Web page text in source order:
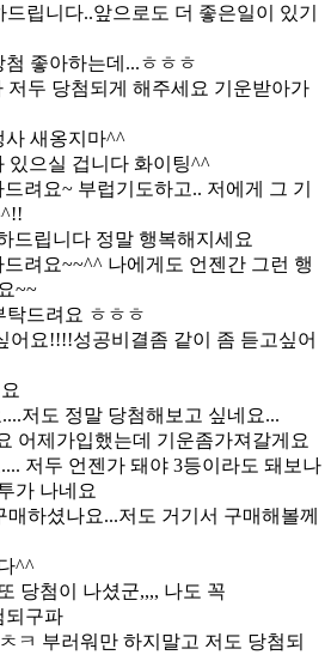
드립니다..앞으로도 더 좋은일이 있기
첨 좋아하는데...ㅎㅎㅎ
저두 당첨되게 해주세요 기운받아가
사 새옹지마^^
있으실 겁니다 화이팅^^
려요~ 부럽기도하고.. 저에게 그 기
드립니다 정말 행복해지세요
드려요~~^^ 나에게도 언젠간 그런 행
~~
탁드려요 ㅎㅎㅎ
어요!!!!성공비결좀 같이 좀 듣고싶어
저도 정말 당첨해보고 싶네요...
어제가입했는데 기운좀가져갈게요
저두 언젠가 돼야 3등이라도 돼보나
가 나네요
매하셨나요...저도 거기서 구매해볼께
^^
당첨이 나셨군,,,, 나도 꼭
되구파
ㅋ 부러워만 하지말고 저도 당첨되